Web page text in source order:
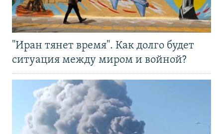
"Иран тянет время". Как долго будет
ситуация между миром и войной?